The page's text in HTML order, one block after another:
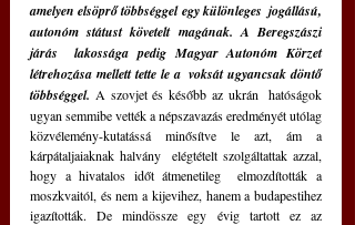
amelyen elsöprő többséggel egy különleges  jogállású,
autonóm státust követelt magának. A Beregszászi
járás  lakossága pedig Magyar Autonóm Körzet
létrehozása mellett tette le a  voksát ugyancsak döntő
többséggel. A szovjet és később az ukrán  hatóságok
ugyan semmibe vették a népszavazás eredményét utólag
közvélemény-kutatássá minősítve le azt, ám a
kárpátaljaiaknak halvány  elégtételt szolgáltattak azzal,
hogy a hivatalos időt átmenetileg  elmozdították a
moszkvaitól, és nem a kijevihez, hanem a budapestihez
igazították. De mindössze egy évig tartott ez az